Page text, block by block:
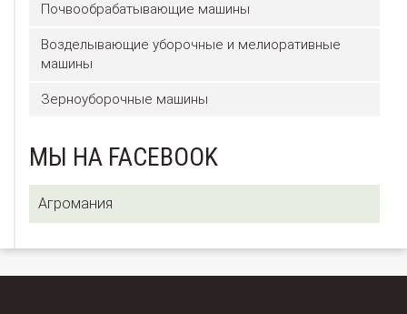
Почвообрабатывающие машины
Возделывающие уборочные и мелиоративные
машины
Зерноуборочные машины
МЫ НА FACEBOOK
Агромания